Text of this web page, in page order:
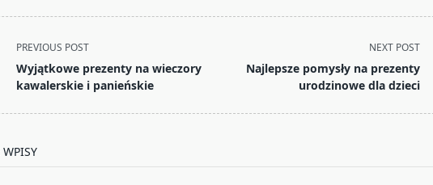
PREVIOUS POST
Wyjątkowe prezenty na wieczory
kawalerskie i panieńskie
NEXT POST
Najlepsze pomysły na prezenty
urodzinowe dla dzieci